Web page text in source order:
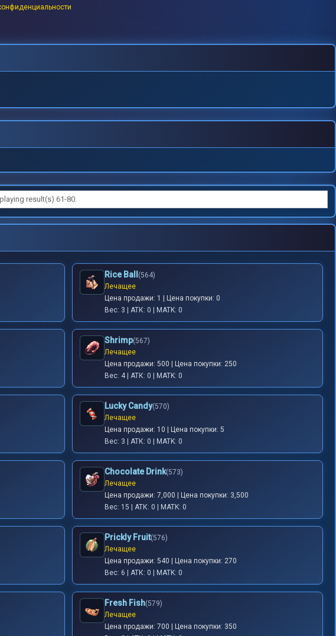
result(s) 61-80.
Rice Ball
(564)
Лечащее
Цена продажи: 1 | Цена покупки: 0
Вес: 3 | АТК: 0 | MATK: 0
Shrimp(567)
Лечащее
Цена продажи: 500 | Цена покупки: 250
Вес: 4 | АТК: 0 | MATK: 0
Lucky Candy(570)
Лечащее
Цена продажи: 10 | Цена покупки: 5
Вес: 3 | АТК: 0 | MATK: 0
Chocolate Drink(573)
Лечащее
Цена продажи: 7,000 | Цена покупки: 3,500
Вес: 15 | АТК: 0 | MATK: 0
Prickly Fruit(576)
Лечащее
Цена продажи: 540 | Цена покупки: 270
Вес: 6 | АТК: 0 | MATK: 0
Fresh Fish(579)
Лечащее
Цена продажи: 700 | Цена покупки: 350